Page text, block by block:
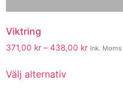
Viktring
371,00 kr – 438,00 kr Ink. Moms
Välj alternativ